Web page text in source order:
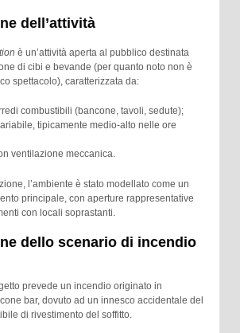
dell’attività
è un’attività aperta al pubblico destinata
di cibi e bevande (per quanto noto non è
spettacolo), caratterizzata da:
combustibili (bancone, tavoli, sedute);
tipicamente medio-alto nelle ore
ventilazione meccanica.
l’ambiente è stato modellato come un
principale, con aperture rappresentative
con locali soprastanti.
dello scenario di incendio
prevede un incendio originato in
bar, dovuto ad un innesco accidentale del
di rivestimento del soffitto.